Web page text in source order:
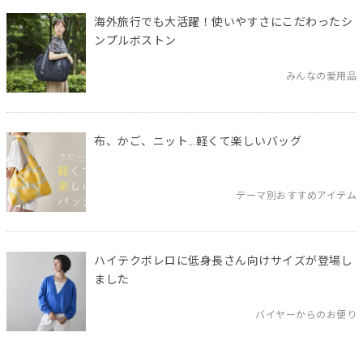
海外旅行でも大活躍！使いやすさにこだわったシ
ンプルボストン
みんなの愛用品
布、かご、ニット…軽くて楽しいバッグ
テーマ別おすすめアイテム
ハイテクボレロに低身長さん向けサイズが登場し
ました
バイヤーからのお便り